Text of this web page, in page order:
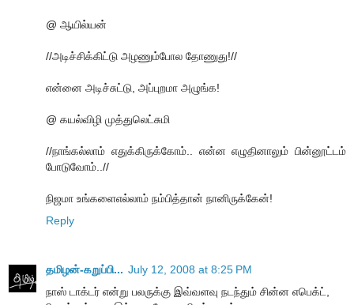
@ ஆயில்யன்
//அடிச்சிக்கிட்டு அழணும்போல தோணுது!//
என்னை அடிச்சுட்டு, அப்புறமா அழுங்க!
@ கயல்விழி முத்துலெட்சுமி
//நாங்கல்லாம் எதுக்கிருக்கோம்.. என்ன எழுதினாலும் பின்னூட்டம்
போடுவோம்..//
நிஜமா உங்களைஎல்லாம் நம்பித்தான் நானிருக்கேன்!
Reply
தமிழன்-கறுப்பி... July 12, 2008 at 8:25 PM
நாஸ் டாக்டர் என்று பலருக்கு இவ்வளவு நடந்தும் சின்ன எபெக்ட்,